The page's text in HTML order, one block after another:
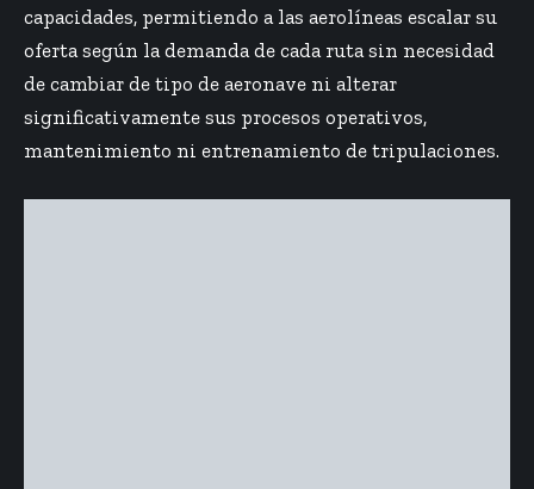
capacidades, permitiendo a las aerolíneas escalar su
oferta según la demanda de cada ruta sin necesidad
de cambiar de tipo de aeronave ni alterar
significativamente sus procesos operativos,
mantenimiento ni entrenamiento de tripulaciones.